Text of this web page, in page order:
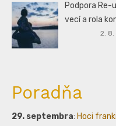
Podpora Re-
vecí a rola
2. 8.
Poradňa
29. septembra: Hoci